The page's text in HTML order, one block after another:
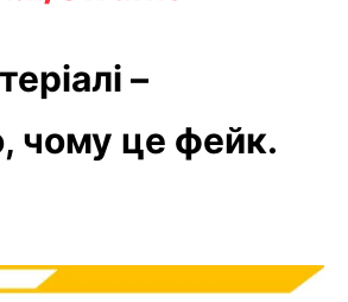
–
чому це фейк.